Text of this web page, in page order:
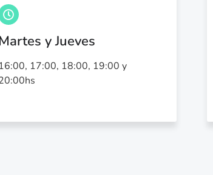
y Jueves
16:00, 17:00, 18:00, 19:00 y